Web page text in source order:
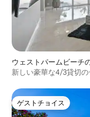
ウェストパームビーチ
新しい豪華な4/3貸切
ゲストチョイス
ゲストチョイス